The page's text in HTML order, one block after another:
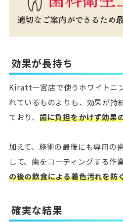
効果が長持ち
Kiratt一宮店で使うホワイトニ
れているものよりも、効果が持
ており、 歯に負担をかけず効果
加えて、施術の最後にも専用の
して、歯をコーティングする作
の後の飲食による着色汚れを防
確実な結果